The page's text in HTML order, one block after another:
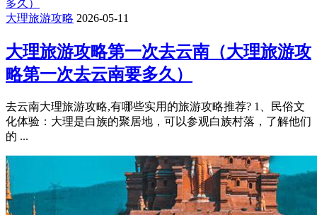
大理旅游攻略 2026-05-11
大理旅游攻略第一次去云南（大理旅游攻
略第一次去云南要多久）
去云南大理旅游攻略,有哪些实用的旅游攻略推荐? 1、民俗文
化体验：大理是白族的聚居地，可以参观白族村落，了解他们
的 ...